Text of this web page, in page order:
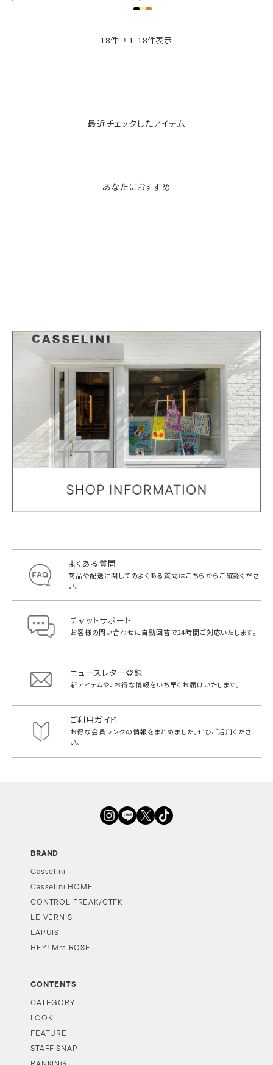
18件中 1-18件表示
最近チェックしたアイテム
あなたにおすすめ
よくある質問
商品や配送に関してのよくある質問はこちらからご確認くださ
い。
チャットサポート
お客様の問い合わせに自動回答で24時間ご対応いたします。
ニュースレター登録
新アイテムや、お得な情報をいち早く お届けいたします。
ご利用ガイド
お得な会員ランクの情報をまとめました。ぜひご活用くださ
い。
BRAND
Casselini
Casselini HOME
CONTROL FREAK/CTFK
LE VERNIS
LAPUIS
HEY! Mrs ROSE
CONTENTS
CATEGORY
LOOK
FEATURE
STAFF SNAP